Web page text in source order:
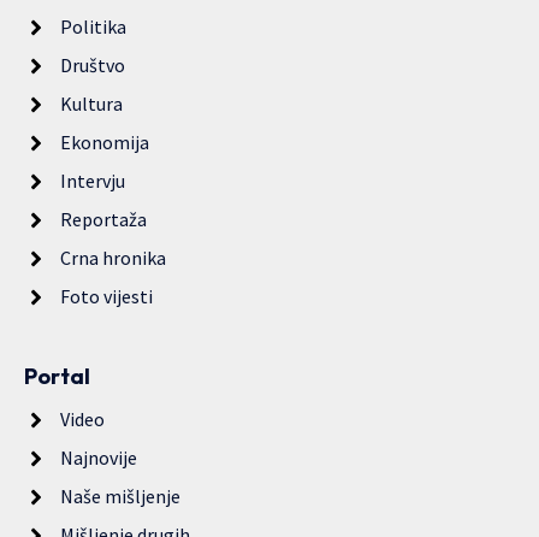
Politika
Društvo
Kultura
Ekonomija
Intervju
Reportaža
Crna hronika
Foto vijesti
Portal
Video
Najnovije
Naše mišljenje